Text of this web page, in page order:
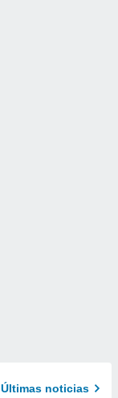
Últimas noticias